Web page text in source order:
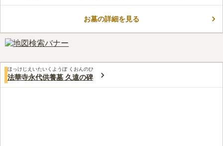
んでおり、家族代々のお墓を建立したい方にピッタリです。 永
できます。
口コミ評価
お墓の詳細を見る
ほっけじえいたいくようぼ くおんのひ
法華寺永代供養墓 久遠の碑